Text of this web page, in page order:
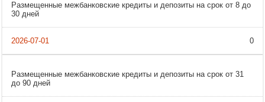
Размещенные межбанковские кредиты и депозиты на срок от 8 до
30 дней
0
Размещенные межбанковские кредиты и депозиты на срок от 31
до 90 дней